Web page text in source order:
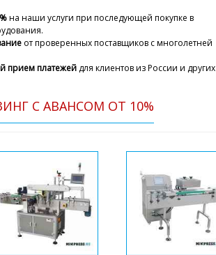
на наши услуги при последующей покупке в
от проверенных поставщиков с многолетней
прием платежей для клиентов из России и других
С АВАНСОМ ОТ 10%